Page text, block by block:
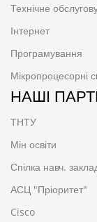
Технічне
Інтернет
Програмування
Мікропроцесорні
НАШІ
ТНТУ
Мін освіти
Спілка навч.
АСЦ "Пріоритет"
Cisco